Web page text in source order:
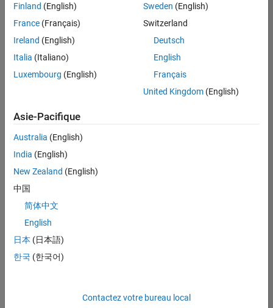
n’ont
pas
été
traduites.
Effectuez
lieu
pour
l’ensemble
des
opportunités
votre
région.
Senior Software Quality Engineer
Senior
Engineer
Finland (English)
France (Français)
Ireland (English)
Italia (Italiano)
Luxembourg (English)
Sweden (English)
Switzerland
Deutsch
English
Français
United Kingdom(English)
Asie-Pacifique
Australia (English)
India (English)
New Zealand (English)
中国
简体中文
English
日本 (日本語)
한국 (한국어)
Contactez votre bureau local